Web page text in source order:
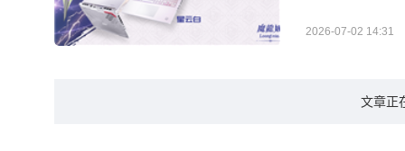
2026-07-02 14:31
文章正